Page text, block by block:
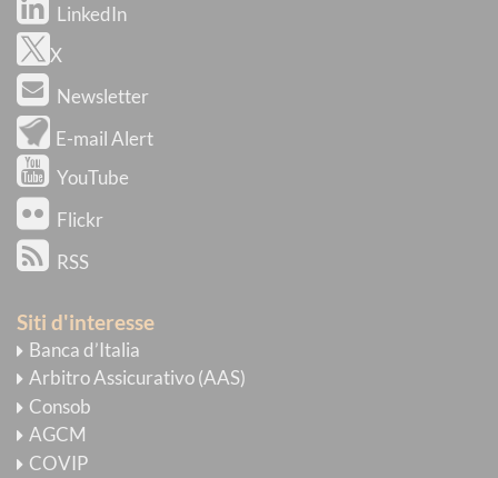
LinkedIn
X
Newsletter
E-mail Alert
YouTube
Flickr
RSS
Siti d'interesse
Banca d’Italia
Arbitro Assicurativo (AAS)
Consob
AGCM
COVIP